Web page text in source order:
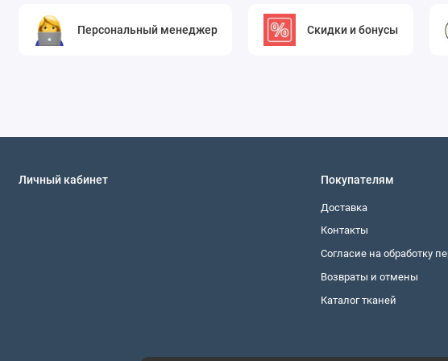
рисунка заявленным характеристикам. Мы отгружаем товар
Закажите жаккардовую сетку цвета электрик в нашем интернет-
Персональный менеджер Скидки и бонусы
Личный кабинет Покупателям
Доставка
Контакты
Согласие на обработку
Возвраты и отмены
Каталог тканей